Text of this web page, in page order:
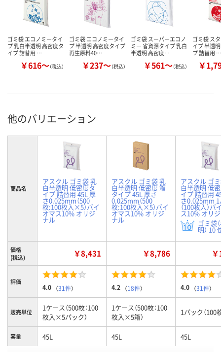
ゴミ袋 エコノミータイ
プ 乳白半透明 高密度タ
イプ 詰替用 …
￥616～（税込）
ゴミ袋 エコノミータイ
プ 半透明 高密度タイプ
再生原料40…
￥237～（税込）
ゴミ袋 スーパーエコノ
ミー 省資源タイプ 乳白
半透明 高密度…
￥561～（税込）
ゴミ袋 ス
イプ 半透
プ 詰替用 …
￥
他のバリエーション
商品名
アスクル ゴミ袋 乳
白半透明 低密度タ
イプ 詰替用 45L 厚
さ0.025mm（500
枚:100枚入×5）バイ
オマス10% オリジ
ナル
アスクル ゴミ袋 乳
白半透明 低密度 箱
タイプ 45L 厚さ
0.025mm（500
枚:100枚入×5）バイ
オマス10% オリジ
ナル
アスクル ゴ
白半透明 低
イプ 詰替用
さ0.025mm
（100枚入）バ
ス10% オリ
ゴミ袋
明） 10
価格
(税込)
￥8,431 ￥8,786
評価
4.0 （31件） 4.2 （18件） 4.0 （31件）
販売単位
1ケース（500枚：100
枚入×5パック）
1ケース（500枚：100
枚入×5箱）
1パック（100
容量 45L 45L 45L